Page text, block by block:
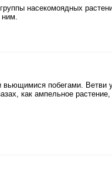
насекомоядных
ним.
побегами. Ветви
как ампельное растение,